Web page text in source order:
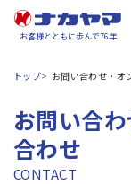
お客様とともに歩んで76年
トップ お問い合わせ・オ
お問い合
合わせ
CONTACT